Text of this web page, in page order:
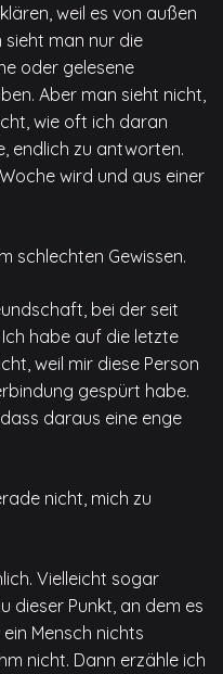
weil es von außen
man nur die
oder gelesene
Aber man sieht nicht,
wie oft ich daran
endlich zu antworten.
wird und aus einer
schlechten Gewissen.
bei der seit
habe auf die letzte
weil mir diese Person
gespürt habe.
daraus eine enge
nicht, mich zu
Vielleicht sogar
dieser Punkt, an dem es
Mensch nichts
nicht. Dann erzähle ich